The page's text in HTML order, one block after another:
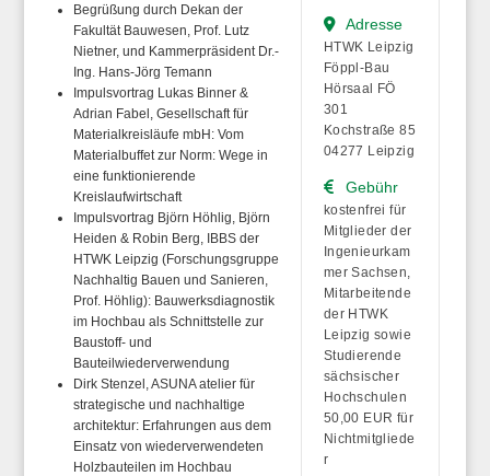
Begrüßung durch Dekan der
Fakultät Bauwesen, Prof. Lutz
Nietner, und Kammerpräsident Dr.-
Ing. Hans-Jörg Temann
Impulsvortrag Lukas Binner &
Adrian Fabel, Gesellschaft für
Materialkreisläufe mbH: Vom
Materialbuffet zur Norm: Wege in
eine funktionierende
Kreislaufwirtschaft
Impulsvortrag Björn Höhlig, Björn
Heiden & Robin Berg, IBBS der
HTWK Leipzig (Forschungsgruppe
Nachhaltig Bauen und Sanieren,
Prof. Höhlig): Bauwerksdiagnostik
im Hochbau als Schnittstelle zur
Baustoff- und
Bauteilwiederverwendung
Dirk Stenzel, ASUNA atelier für
strategische und nachhaltige
architektur:Erfahrungen aus dem
Einsatz von wiederverwendeten
Holzbauteilen im Hochbau
Adresse
HTWK Leipzig
Föppl-Bau
Hörsaal FÖ
301
Kochstraße 85
04277 Leipzig
Gebühr
kostenfrei für
Mitglieder der
Ingenieurkam
mer Sachsen,
Mitarbeitende
der HTWK
Leipzig sowie
Studierende
sächsischer
Hochschulen
50,00 EUR für
Nichtmitgliede
r